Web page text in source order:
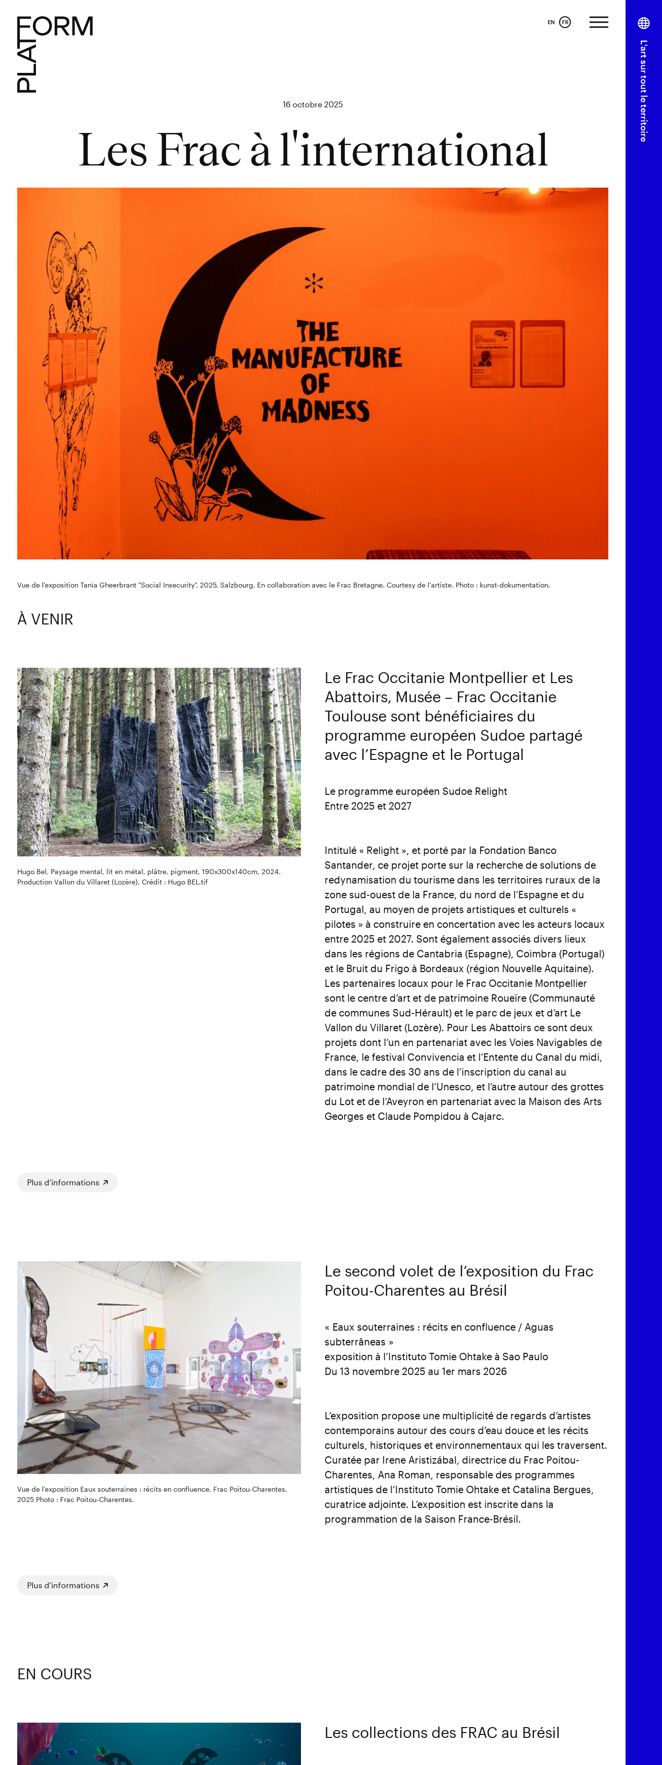
EN FR
16 octobre 2025
Les Frac à l'international
Vue de l'exposition Tania Gheerbrant "Social Insecurity", 2025, Salzbourg. En collaboration avec le Frac Bretagne. Courtesy de l'artiste. Photo : kunst-dokumentation.
À VENIR
Hugo Bel, Paysage mental, lit en métal, plâtre, pigment, 190x300x140cm, 2024.
Production Vallon du Villaret (Lozère), Crédit : Hugo BEL.tif
Le Frac Occitanie Montpellier et Les
Abattoirs, Musée – Frac Occitanie
Toulouse sont bénéficiaires du
programme européen Sudoe partagé
avec l’Espagne et le Portugal
Le programme européen Sudoe Relight
Entre 2025 et 2027
Intitulé « Relight », et porté par la Fondation Banco
Santander, ce projet porte sur la recherche de solutions de
redynamisation du tourisme dans les territoires ruraux de la
zone sud-ouest de la France, du nord de l’Espagne et du
Portugal, au moyen de projets artistiques et culturels «
pilotes » à construire en concertation avec les acteurs locaux
entre 2025 et 2027. Sont également associés divers lieux
dans les régions de Cantabria (Espagne), Coimbra (Portugal)
et le Bruit du Frigo à Bordeaux (région Nouvelle Aquitaine).
Les partenaires locaux pour le Frac Occitanie Montpellier
sont le centre d’art et de patrimoine Roueïre (Communauté
de communes Sud-Hérault) et le parc de jeux et d’art Le
Vallon du Villaret (Lozère). Pour Les Abattoirs ce sont deux
projets dont l’un en partenariat avec les Voies Navigables de
France, le festival Convivencia et l’Entente du Canal du midi,
dans le cadre des 30 ans de l’inscription du canal au
patrimoine mondial de l’Unesco, et l’autre autour des grottes
du Lot et de l’Aveyron en partenariat avec la Maison des Arts
Georges et Claude Pompidou à Cajarc.
Plus d’informations
Vue de l’exposition Eaux souterraines : récits en confluence, Frac Poitou-Charentes,
2025 Photo : Frac Poitou-Charentes.
Le second volet de l’exposition du Frac
Poitou-Charentes au Brésil
« Eaux souterraines : récits en confluence / Aguas
subterrâneas »
exposition à l’Instituto Tomie Ohtake à Sao Paulo
Du 13 novembre 2025 au 1er mars 2026
L’exposition propose une multiplicité de regards d’artistes
contemporains autour des cours d’eau douce et les récits
culturels, historiques et environnementaux qui les traversent.
Curatée par Irene Aristizábal, directrice du Frac Poitou-
Charentes, Ana Roman, responsable des programmes
artistiques de l’Instituto Tomie Ohtake et Catalina Bergues,
curatrice adjointe. L’exposition est inscrite dans la
programmation de la Saison France-Brésil.
Plus d’informations
EN COURS
Les collections des FRAC au Brésil
L'art sur tout le territoire